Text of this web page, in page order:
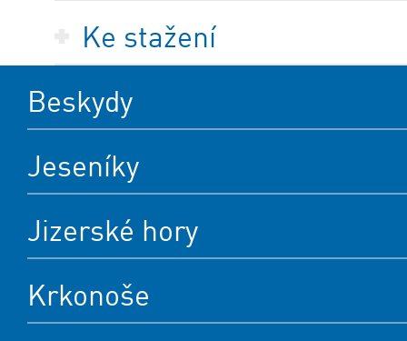
Ke stažení
Beskydy
Jeseníky
Jizerské hory
Krkonoše